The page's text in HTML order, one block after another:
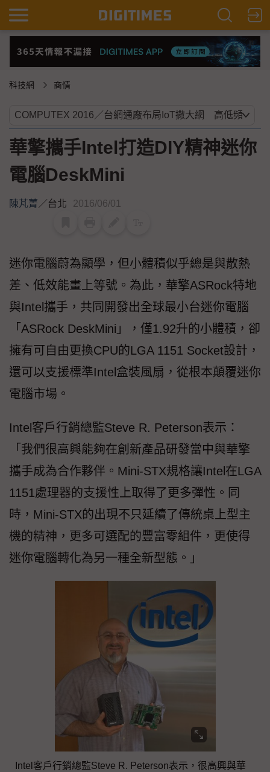
科技網 商情
華擎攜手Intel打造DIY精神迷你
電腦DeskMini
陳芃菁／台北 2016/06/01
迷你電腦蔚為顯學，但小體積似乎總是與散熱
差、低效能畫上等號。為此，華擎ASRock特地
與Intel攜手，共同開發出全球最小台迷你電腦
「ASRock DeskMini」，僅1.92升的小體積，卻
擁有可自由更換CPU的LGA 1151 Socket設計，
還可以支援標準Intel盒裝風扇，從根本顛覆迷你
電腦市場。
Intel客戶行銷總監Steve R. Peterson表示：
「我們很高興能夠在創新產品研發當中與華擎
攜手成為合作夥伴。Mini-STX規格讓Intel在LGA
1151處理器的支援性上取得了更多彈性。同
時，Mini-STX的出現不只延續了傳統桌上型主
機的精神，更多可選配的豐富零組件，更使得
迷你電腦轉化為另一種全新型態。」
Intel客戶行銷總監Steve R. Peterson表示，很高興與華